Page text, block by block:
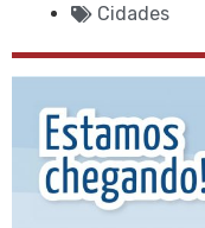
Cidades